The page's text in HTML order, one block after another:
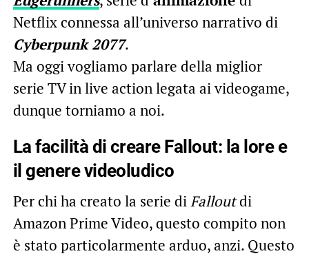
Netflix connessa all’universo narrativo di
Cyberpunk 2077.
Ma oggi vogliamo parlare della miglior
serie TV in live action legata ai videogame,
dunque torniamo a noi.
La facilità di creare Fallout: la lore e
il genere videoludico
Per chi ha creato la serie diFalloutdi
Amazon Prime Video, questo compito non
è stato particolarmente arduo, anzi. Questo